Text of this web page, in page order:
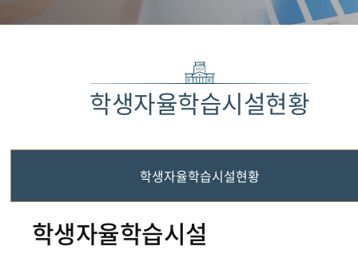
학생자율학습시설현황
학생자율학습시설현황
전산실습실 현황
학생자율학습시설